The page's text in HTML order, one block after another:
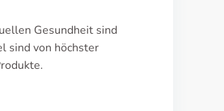
Gesundheit sind
sind von höchster